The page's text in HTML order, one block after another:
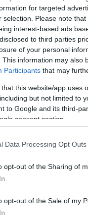
for targeted
selection. Please note
interest-based ads
to third parties
of your personal
This information may also
Participants that may
that this website/app uses
but not limited to
to Google and its third-
consent section.
Data Processing Opt Outs
opt-out of the Sharing of
opt-out of the Sale of my
περιπατητές
παράλληλα,
σύντροφό του